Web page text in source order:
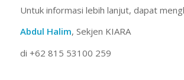
Untuk informasi lebih lanjut, dapat
Abdul Halim, Sekjen KIARA
di +62 815 53100 259